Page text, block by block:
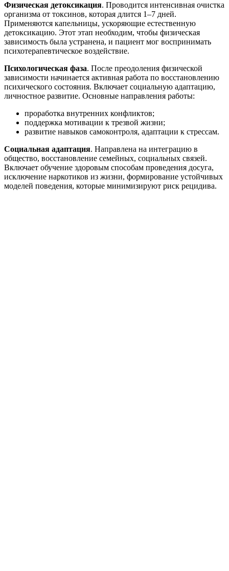
Физическая детоксикация. Проводится интенсивная очистка
организма от токсинов, которая длится 1–7 дней.
Применяются капельницы, ускоряющие естественную
детоксикацию. Этот этап необходим, чтобы физическая
зависимость была устранена, и пациент мог воспринимать
психотерапевтическое воздействие.
Психологическая фаза. После преодоления физической
зависимости начинается активная работа по восстановлению
психического состояния. Включает социальную адаптацию,
личностное развитие. Основные направления работы:
проработка внутренних конфликтов;
поддержка мотивации к трезвой жизни;
развитие навыков самоконтроля, адаптации к стрессам.
Социальная адаптация. Направлена на интеграцию в
общество, восстановление семейных, социальных связей.
Включает обучение здоровым способам проведения досуга,
исключение наркотиков из жизни, формирование устойчивых
моделей поведения, которые минимизируют риск рецидива.